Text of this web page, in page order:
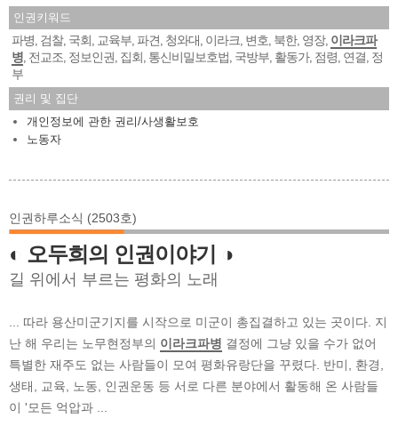
인권키워드
파병 검찰, 국회 교육부 파견 청와대 이라크 변호 북한, 영장, 이라크파
병 전교조 정보인권 집회 통신비밀보호법 국방부 활동가, 점령 연결 정
부
권리 및 집단
개인정보에 관한 권리/사생활보호
노동자
인권하루소식 (2503호)
◐ 오두희의 인권이야기 ◑
길 위에서 부르는 평화의 노래
... 따라 용산미군기지를 시작으로 미군이 총집결하고 있는 곳이다. 지
난 해 우리는 노무현정부의 이라크파병 결정에 그냥 있을 수가 없어
특별한 재주도 없는 사람들이 모여 평화유랑단을 꾸렸다. 반미, 환경,
생태, 교육, 노동, 인권운동 등 서로 다른 분야에서 활동해 온 사람들
이 '모든 억압과 ...